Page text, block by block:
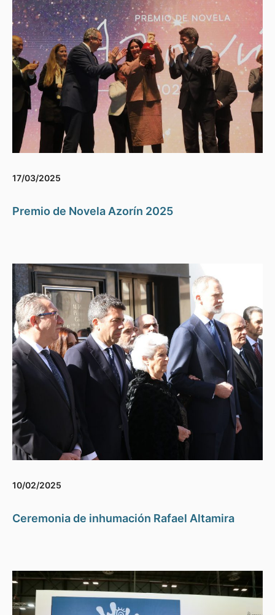
17/03/2025
Premio de Novela Azorín 2025
10/02/2025
Ceremonia de inhumación Rafael Altamira